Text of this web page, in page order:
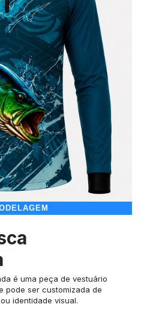
é uma peça de vestuário
pode ser customizada de
identidade visual.